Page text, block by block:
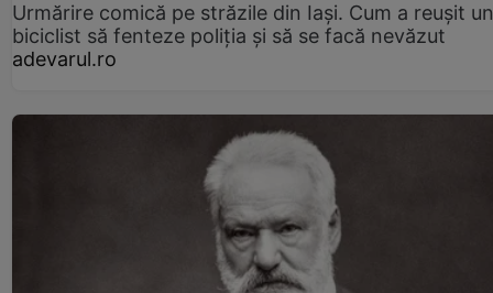
Urmărire comică pe străzile din Iași. Cum a reușit un
biciclist să fenteze poliția și să se facă nevăzut
adevarul.ro